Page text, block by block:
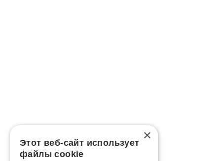
×
Этот веб-сайт использует
файлы cookie